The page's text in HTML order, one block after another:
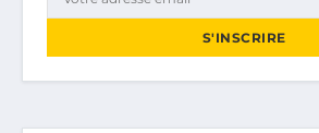
S'INSCRIRE